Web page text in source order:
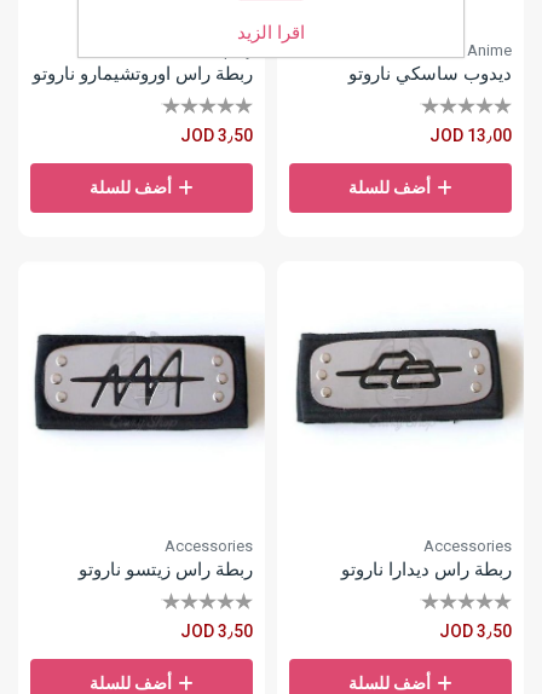
Anime
ديدوب ساسكي ناروتو
JOD 13٫00
أضف للسلة
ربطة راس اوروتشيمارو ناروتو
JOD 3٫50
أضف للسلة
Accessories
ربطة راس ديدارا ناروتو
JOD 3٫50
أضف للسلة
Accessories
ربطة راس زيتسو ناروتو
JOD 3٫50
أضف للسلة
اقرا الزيد